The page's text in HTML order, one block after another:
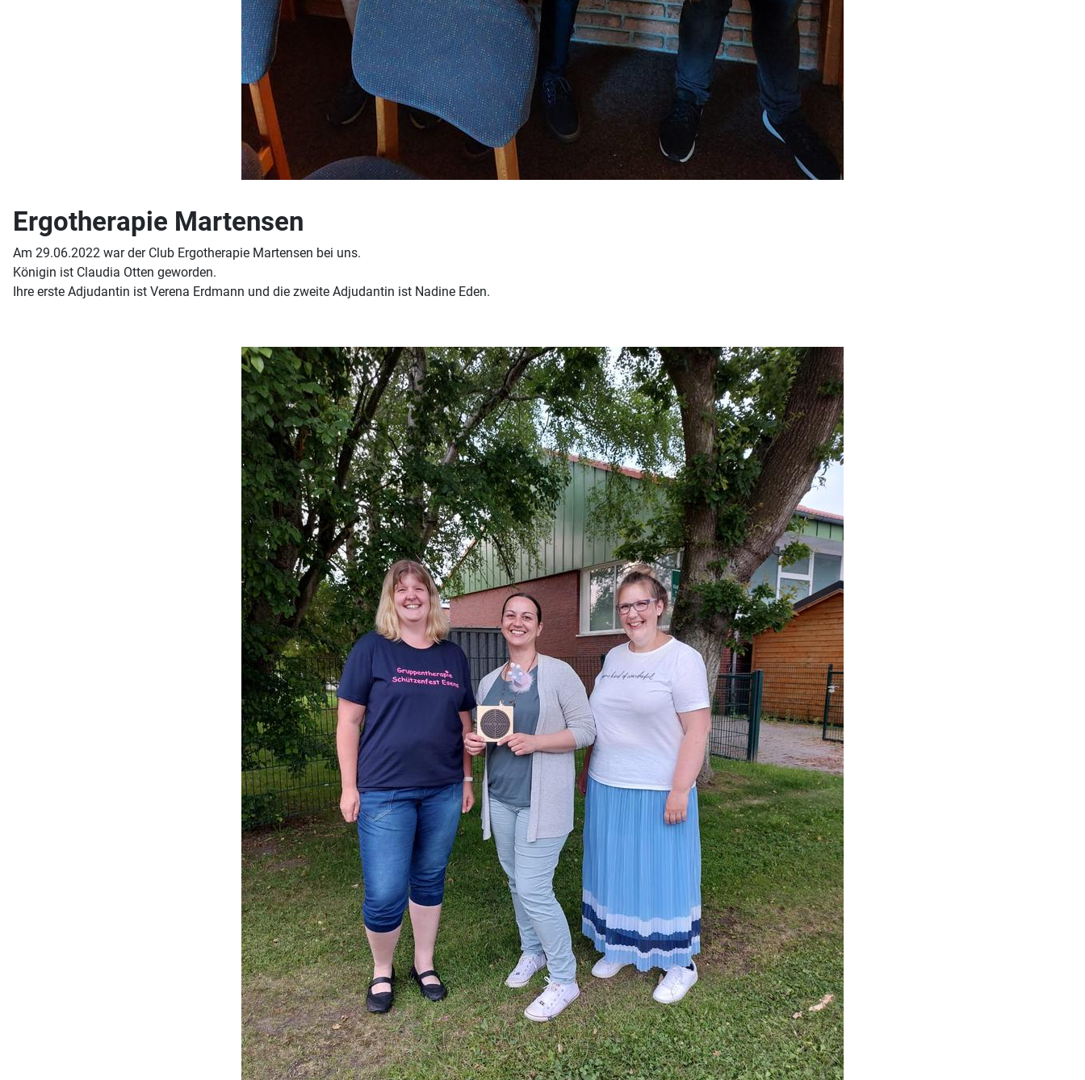
Ergotherapie Martensen
Am 29.06.2022 war der Club Ergotherapie Martensen bei uns.
Königin ist Claudia Otten geworden.
Ihre erste Adjudantin ist Verena Erdmann und die zweite Adjudantin ist Nadine Eden.